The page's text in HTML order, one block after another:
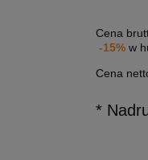
Cena
-15%w
Cena
*